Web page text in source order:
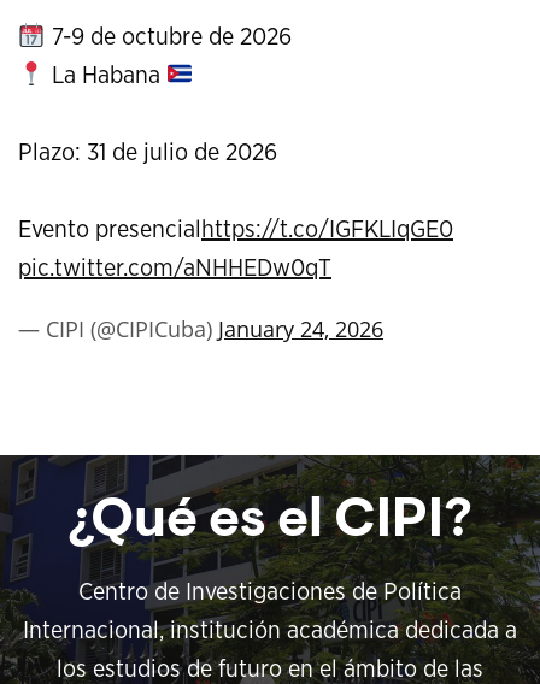
7-9 de octubre de 2026
La Habana
Plazo: 31 de julio de 2026
Evento presencial https://t.co/IGFKLIqGE0
pic.twitter.com/aNHHEDw0qT
— CIPI (@CIPICuba) January 24, 2026
¿Qué es el CIPI?
Centro de Investigaciones de Política
Internacional, institución académica dedicada a
los estudios de futuro en el ámbito de las